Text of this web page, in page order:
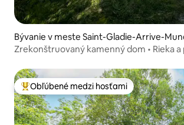
Bývanie v meste Saint-Gladie-Arrive-
Zrekonštruovaný kamenný dom • Rieka a
Najobľúbenejšie medzi hosťami
Obľúbené medzi hosťami